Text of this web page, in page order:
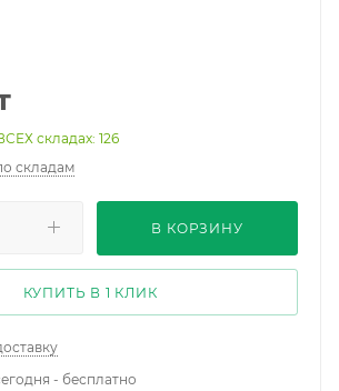
складах: 126
складам
В КОРЗИНУ
КУПИТЬ В 1 КЛИК
- бесплатно